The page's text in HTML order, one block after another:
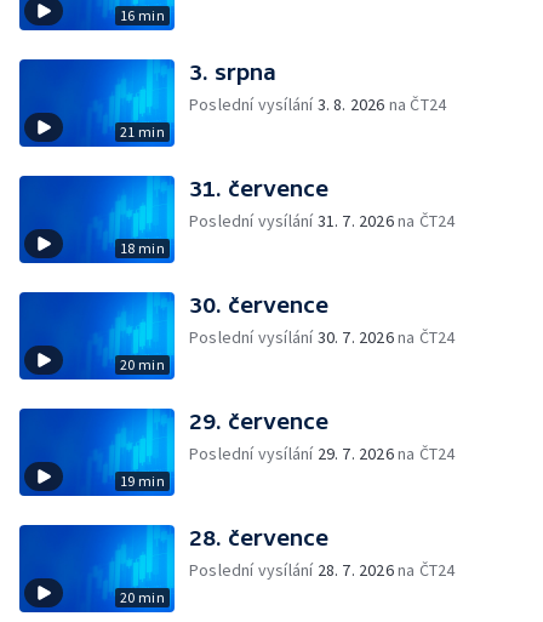
16 min
21 min
3. srpna
Poslední vysílání3. 8. 2026 na ČT24
18 min
31. července
Poslední vysílání31. 7. 2026na ČT24
20 min
30. července
Poslední vysílání30. 7. 2026na ČT24
19 min
29. července
Poslední vysílání 29. 7. 2026na ČT24
20 min
28. července
Poslední vysílání 28. 7. 2026na ČT24